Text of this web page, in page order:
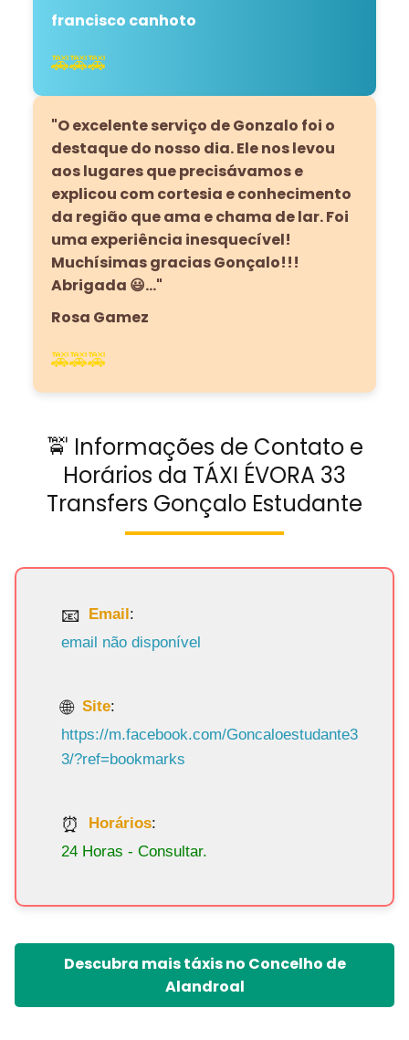
francisco canhoto
🚕🚕🚕
"O excelente serviço de Gonzalo foi o
destaque do nosso dia. Ele nos levou
aos lugares que precisávamos e
explicou com cortesia e conhecimento
da região que ama e chama de lar. Foi
uma experiência inesquecível!
Muchísimas gracias Gonçalo!!!
Abrigada 😃…"
Rosa Gamez
🚕🚕🚕
🚖 Informações de Contato e
Horários da TÁXI ÉVORA 33
Transfers Gonçalo Estudante
Email:
email não disponível
Site:
https://m.facebook.com/Goncaloestudante3
3/?ref=bookmarks
Horários:
24 Horas - Consultar.
Descubra mais táxis no Concelho de
Alandroal